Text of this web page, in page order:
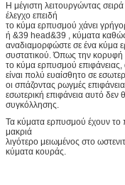
Η μέγιστη λειτουργώντας
έλεγχο επειδή
το κύμα ερπυσμού χάνει
ή &39 head&39 , κύματα καθώς
αναδιαμορφώστε σε ένα κύμα
συστατικού. Όπως την κορυφή
το κύμα ερπυσμού
είναι πολύ ευαίσθητο σε
οι σπάζοντας ρωγμές
εσωτερική επιφάνεια αυτό δεν
συγκόλλησης.
Τα κύματα ερπυσμού έχουν το
μακριά
λιγότερο μειωμένος στο
κύματα κουράς.